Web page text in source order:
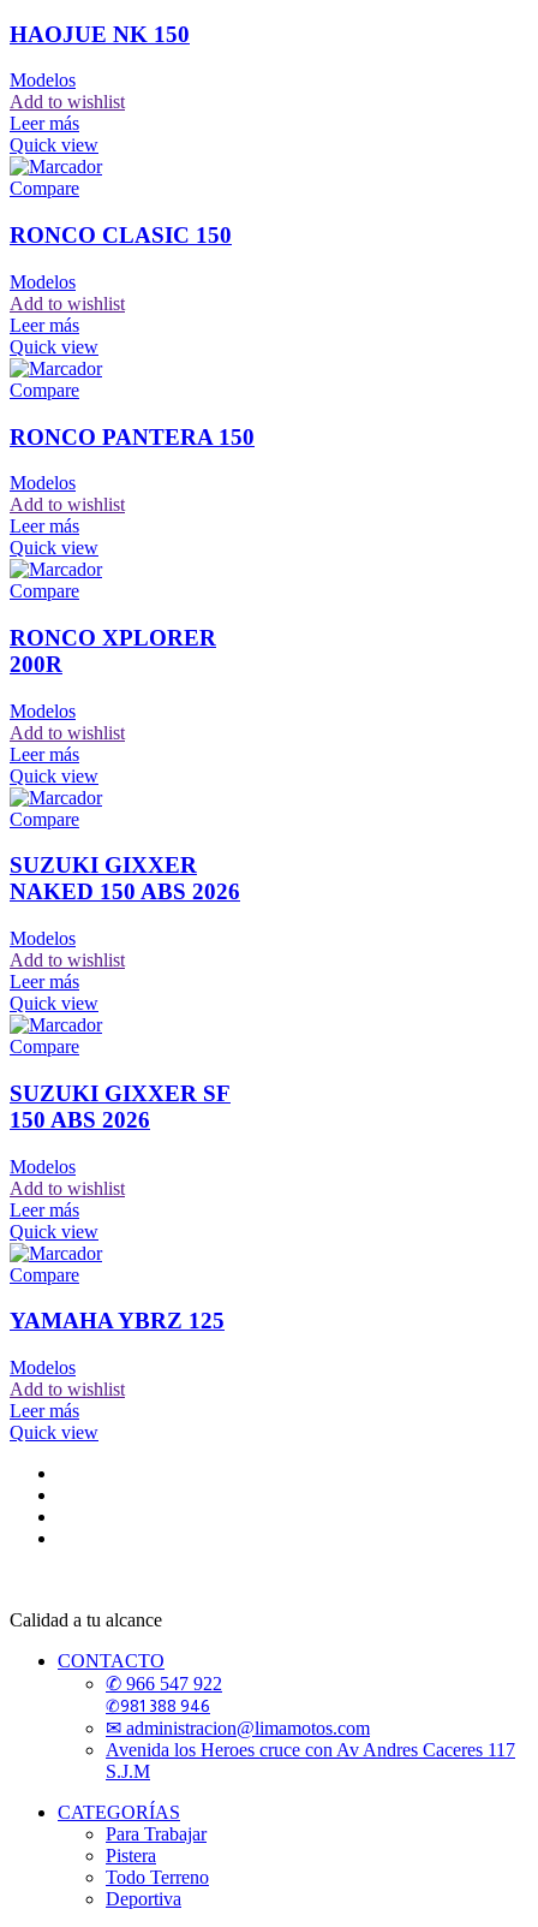
HAOJUE NK 150
Modelos
Add to wishlist
Leer más
Quick view
Compare
RONCO CLASIC 150
Modelos
Add to wishlist
Leer más
Quick view
Compare
RONCO PANTERA 150
Modelos
Add to wishlist
Leer más
Quick view
Compare
RONCO XPLORER
200R
Modelos
Add to wishlist
Leer más
Quick view
Compare
SUZUKI GIXXER
NAKED 150 ABS 2026
Modelos
Add to wishlist
Leer más
Quick view
Compare
SUZUKI GIXXER SF
150 ABS 2026
Modelos
Add to wishlist
Leer más
Quick view
Compare
YAMAHA YBRZ 125
Modelos
Add to wishlist
Leer más
Quick view
Calidad a tu alcance
CONTACTO
✆ 966 547 922
✆981 388 946
✉ administracion@limamotos.com
Avenida los Heroes cruce con Av Andres Caceres 117
S.J.M
CATEGORÍAS
Para Trabajar
Pistera
Todo Terreno
Deportiva